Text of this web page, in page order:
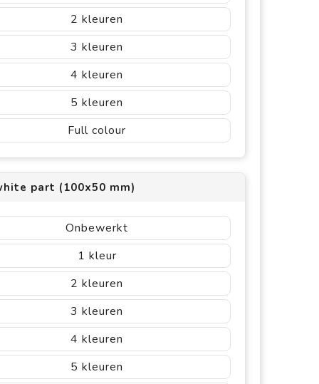
2
3
4
5
Full colour
part (100x50 mm)
Onbewerkt
1
2
3
4
5